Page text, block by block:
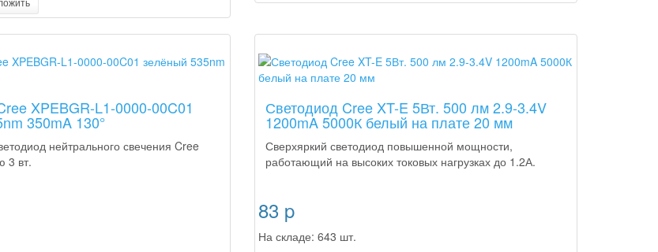
XPEBGR-L1-0000-00C01
350mA 130°
нейтрального свечения Cree
3 вт.
Светодиод Cree XT-E 5Вт. 500 лм 2.9-3.4V
1200mA 5000К белый на плате 20 мм
Сверхяркий светодиод повышенной мощности,
работающий на высоких токовых нагрузках до 1.2А.
83 p
На складе: 643 шт.